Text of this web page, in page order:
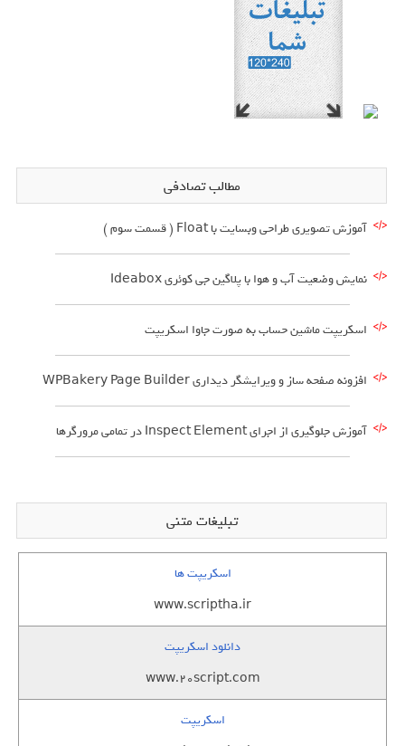
مطالب تصادفی
آموزش تصویری طراحی وبسایت با Float ( قسمت سوم )
نمایش وضعیت آب و هوا با پلاگین جی کوئری Ideabox
اسکریپت ماشین حساب به صورت جاوا اسکریپت
افزونه صفحه ساز و ویرایشگر دیداری WPBakery Page Builder
آموزش جلوگیری از اجرای Inspect Element در تمامی مرورگرها
تبلیغات متنی
اسکریپت ها
www.scriptha.ir
دانلود اسکریپت
www.20script.com
اسکریپت